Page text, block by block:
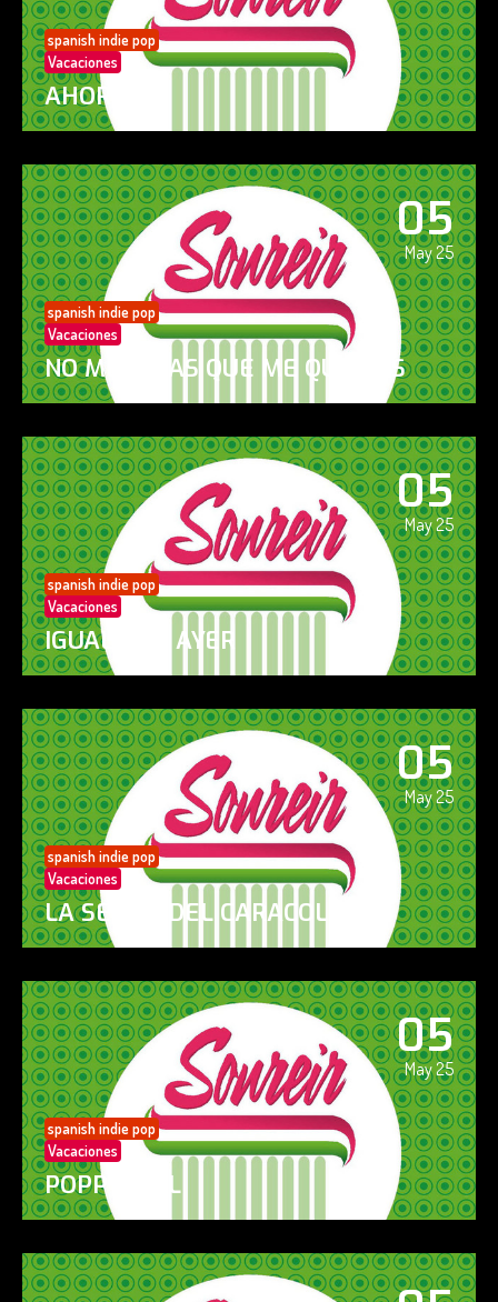
spanish indie pop
Vacaciones
AHORA SÍ!
05
May 25
spanish indie pop
Vacaciones
NO ME DIGAS QUE ME QUIERES
05
May 25
spanish indie pop
Vacaciones
IGUAL QUE AYER
05
May 25
spanish indie pop
Vacaciones
LA SENDA DEL CARACOL
05
May 25
spanish indie pop
Vacaciones
POPPY GIRL